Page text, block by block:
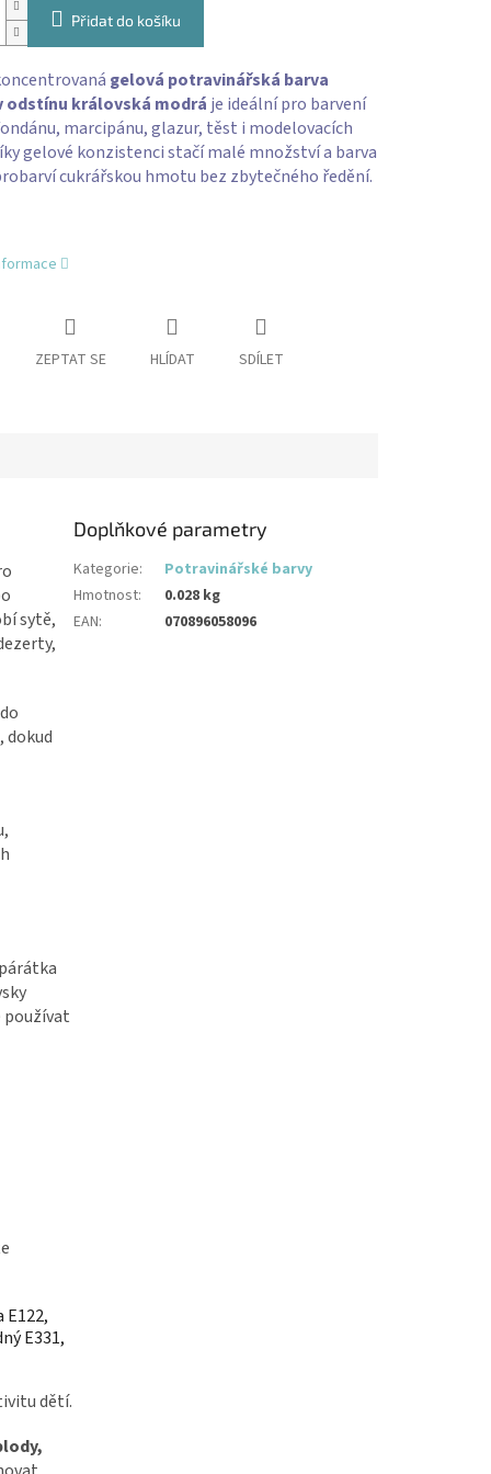
Přidat do košíku
gelová potravinářská barva
odstínu královská modrá je ideální pro barvení
marcipánu, glazur, těst i modelovacích
gelové konzistenci stačí malé množství a barva
cukrářskou hmotu bez zbytečného ředění.
ZEPTAT SE HLÍDAT SDÍLET
sytě,
dokud
používat
E331,
dětí.
Doplňkové parametry
Kategorie:
Potravinářské barvy
Hmotnost:
0.028 kg
EAN: 070896058096